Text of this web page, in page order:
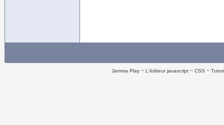
Jamma Play L'éditeur javascript CSS